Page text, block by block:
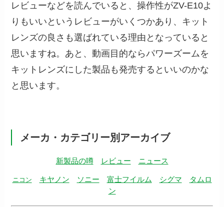
レビューなどを読んでいると、操作性がZV-E10よ
りもいいというレビューがいくつかあり、キット
レンズの良さも選ばれている理由となっていると
思いますね。あと、動画目的ならパワーズームを
キットレンズにした製品も発売するといいのかな
と思います。
メーカ・カテゴリー別アーカイブ
新製品の噂 レビュー ニュース
ニコン キヤノン ソニー 富士フイルム シグマ
タムロ
ン